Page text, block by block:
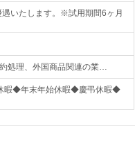
いたします。※試用期間6ヶ月
処理、外国商品関連の業…
暇◆年末年始休暇◆慶弔休暇◆